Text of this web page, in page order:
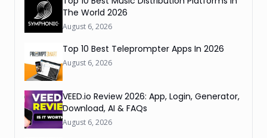
The World 2026
August 6, 2026
Top 10 Best Teleprompter Apps In 2026
August 6, 2026
VEED.io Review 2026: App, Login, Generator,
Download, AI & FAQs
August 6, 2026